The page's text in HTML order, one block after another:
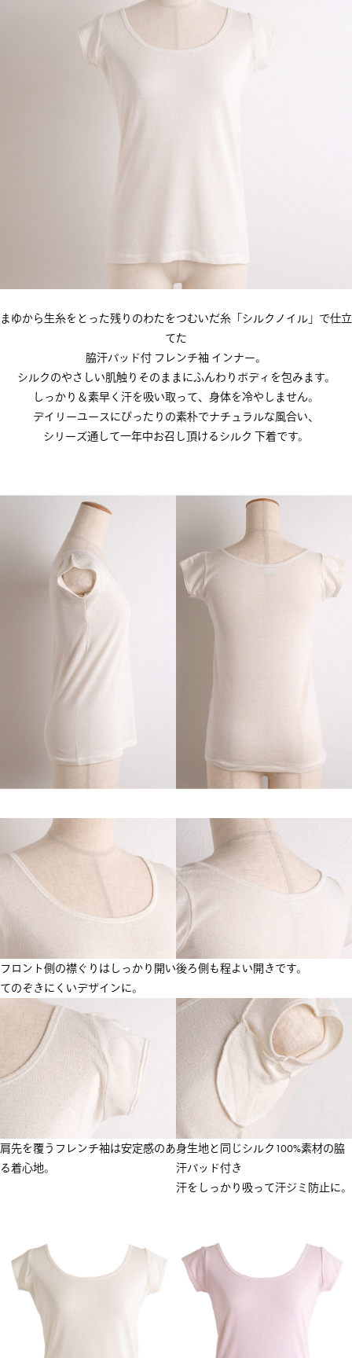
まゆから生糸をとった残りのわたをつむいだ糸「シルクノイル」で仕立
てた
脇汗パッド付 フレンチ袖 インナー。
シルクのやさしい肌触りそのままにふんわりボディを包みます。
しっかり＆素早く汗を吸い取って、身体を冷やしません。
デイリーユースにぴったりの素朴でナチュラルな風合い、
シリーズ通して一年中お召し頂けるシルク 下着です。
フロント側の襟ぐりはしっかり開い
てのぞきにくいデザインに。
後ろ側も程よい開きです。
肩先を覆うフレンチ袖は安定感のあ
る着心地。
身生地と同じシルク100%素材の脇
汗パッド付き
汗をしっかり吸って汗ジミ防止に。